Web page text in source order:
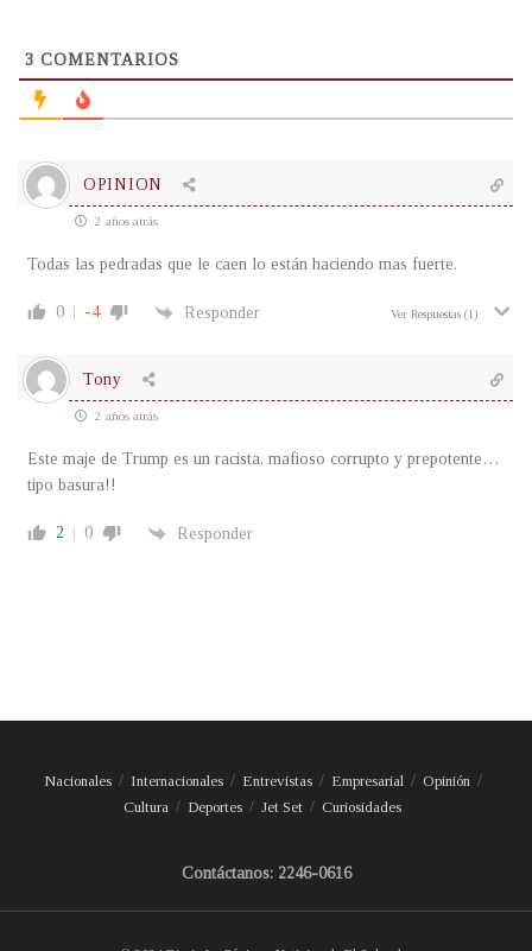
3 COMENTARIOS
OPINION
2 años atrás
Todas las pedradas que le caen lo están haciendo mas fuerte.
0 -4 Responder Ver Respuestas (1)
Tony
2 años atrás
Este maje de Trump es un racista, mafioso corrupto y prepotente…
tipo basura!!
2 0 Responder
Nacionales Internacionales Entrevistas Empresarial
Opinión
Cultura
Deportes Jet Set Curiosidades
Contáctanos: 2246-0616